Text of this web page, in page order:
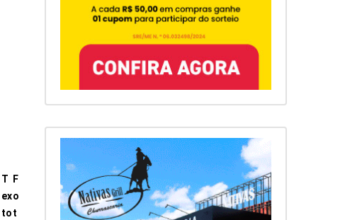
T
ex
to
F
o
t